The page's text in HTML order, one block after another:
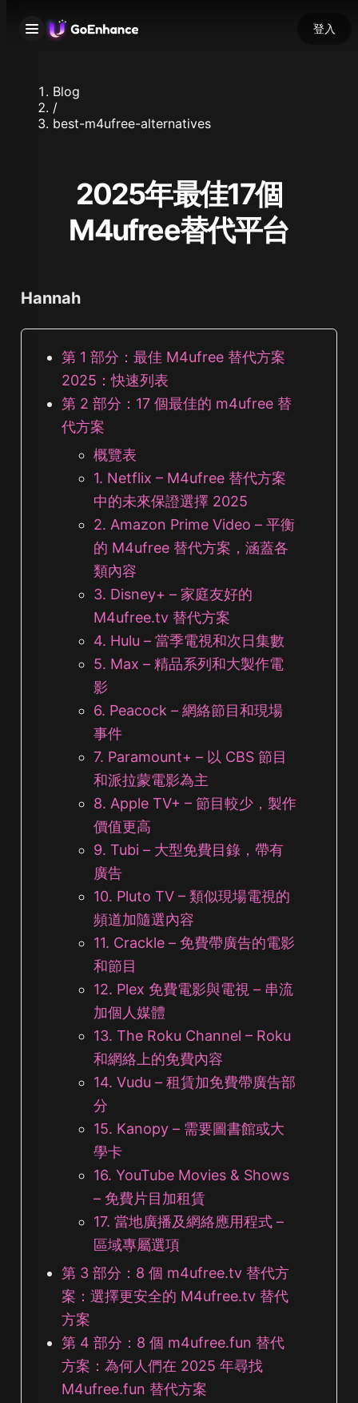
登入
Blog
/
best-m4ufree-alternatives
2025年最佳17個
M4ufree替代平台
Hannah
第 1 部分：最佳 M4ufree 替代方案
2025：快速列表
第 2 部分：17 個最佳的 m4ufree 替
代方案
概覽表
1. Netflix – M4ufree 替代方案
中的未來保證選擇 2025
2. Amazon Prime Video – 平衡
的 M4ufree 替代方案，涵蓋各
類內容
3. Disney+ – 家庭友好的
M4ufree.tv 替代方案
4. Hulu – 當季電視和次日集數
5. Max – 精品系列和大製作電
影
6. Peacock – 網絡節目和現場
事件
7. Paramount+ – 以 CBS 節目
和派拉蒙電影為主
8. Apple TV+ – 節目較少，製作
價值更高
9. Tubi – 大型免費目錄，帶有
廣告
10. Pluto TV – 類似現場電視的
頻道加隨選內容
11. Crackle – 免費帶廣告的電影
和節目
12. Plex 免費電影與電視 – 串流
加個人媒體
13. The Roku Channel – Roku
和網絡上的免費內容
14. Vudu – 租賃加免費帶廣告部
分
15. Kanopy – 需要圖書館或大
學卡
16. YouTube Movies & Shows
– 免費片目加租賃
17. 當地廣播及網絡應用程式 –
區域專屬選項
第 3 部分：8 個 m4ufree.tv 替代方
案：選擇更安全的 M4ufree.tv 替代
方案
第 4 部分：8 個 m4ufree.fun 替代
方案：為何人們在 2025 年尋找
M4ufree.fun 替代方案